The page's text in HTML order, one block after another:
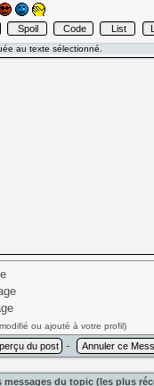
ou ajouté à votre profil)
-
messages du topic (les plus